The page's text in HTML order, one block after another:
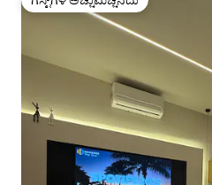
ಗೆಸ್ಟ್‌ಗಳ ಅಚ್ಚುಮೆಚ್ಚಿನದು